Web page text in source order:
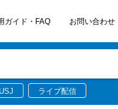
ガイド・FAQ お問い合わせ
USJ ライブ配信